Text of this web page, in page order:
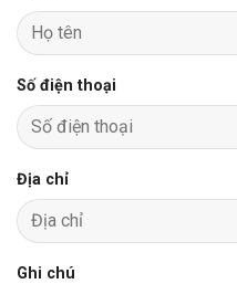
Số điện thoại
Địa chỉ
Ghi chú